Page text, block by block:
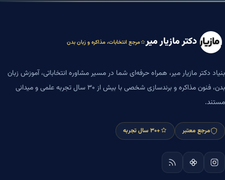
دکتر مازیار میر مرجع انتخابات، مذاکره و زبان بدن
بنیاد دکتر مازیار میر، همراه حرفه‌ای شما در مسیر مشاوره انتخاباتی، آموزش زبان
بدن، فنون مذاکره و برندسازی شخصی با بیش از ۳۰ سال تجربه علمی و میدانی
مستند.
مرجع معتبر +۳۰ سال تجربه